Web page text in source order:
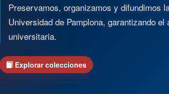
Preservamos, organizamos y difundimos
Universidad de Pamplona, garantizando
universitaria.
Explorar colecciones